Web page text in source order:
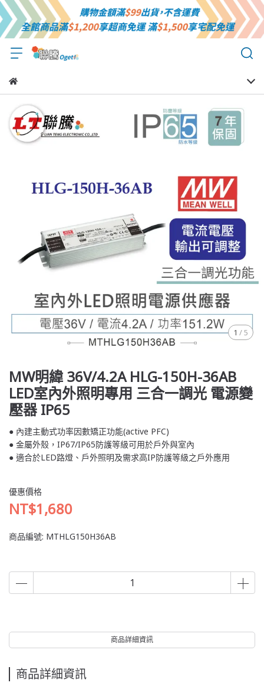
1 /5
MW明緯 36V/4.2A HLG-150H-36AB
LED室內外照明專用 三合一調光 電源變
壓器 IP65
● 內建主動式功率因數矯正功能(active PFC)
● 金屬外殼，IP67/IP65防護等級可用於戶外與室內
● 適合於LED路燈、戶外照明及需求高IP防護等級之戶外應用
優惠價格
NT$1,680
商品編號: MTHLG150H36AB
商品詳細資訊
商品詳細資訊